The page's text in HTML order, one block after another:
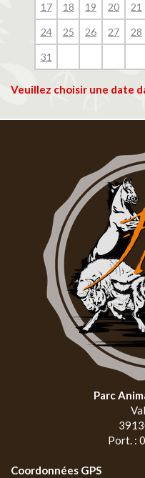
17 18 19 20 21
24 25 26 27 28
31
Veuillez choisir une date
Parc
Port. :
Coordonnées GPS